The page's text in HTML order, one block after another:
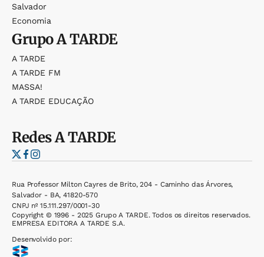
Salvador
Economia
GrupoA TARDE
A TARDE
A TARDE FM
MASSA!
A TARDE EDUCAÇÃO
RedesA TARDE
Rua Professor Milton Cayres de Brito, 204 - Caminho das Árvores,
Salvador - BA, 41820-570
CNPJ nº 15.111.297/0001-30
Copyright © 1996 - 2025 Grupo A TARDE. Todos os direitos reservados.
EMPRESA EDITORA A TARDE S.A.
Desenvolvido por: